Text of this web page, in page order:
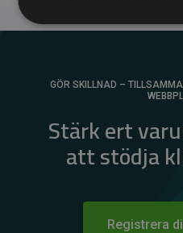
GÖR SKILLNAD –
Stärk ert
att stödja
Registrera